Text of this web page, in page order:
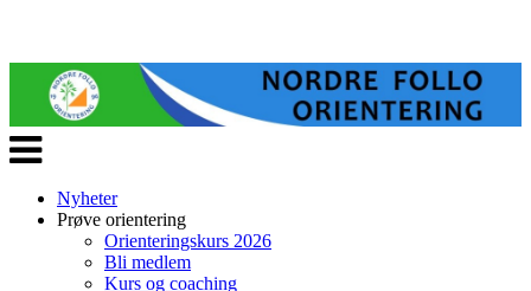
Veksle
navigasjon
Nyheter
Prøve orientering
Orienteringskurs 2026
Bli medlem
Kurs og coaching